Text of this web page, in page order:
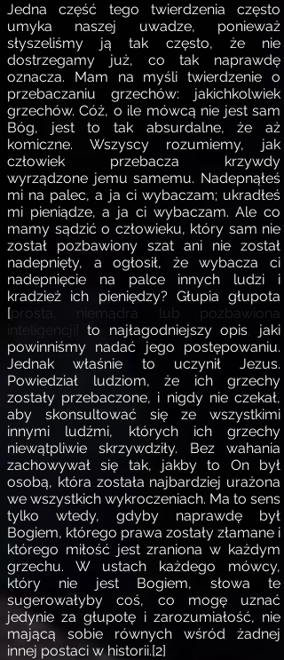
Jedna część tego twierdzenia często
umyka naszej uwadze, ponieważ
słyszeliśmy ją tak często, że nie
dostrzegamy już, co tak naprawdę
oznacza. Mam na myśli twierdzenie o
przebaczaniu grzechów: jakichkolwiek
grzechów. Cóż, o ile mówcą nie jest sam
Bóg, jest to tak absurdalne, że aż
komiczne. Wszyscy rozumiemy, jak
człowiek przebacza krzywdy
wyrządzone jemu samemu. Nadepnąłeś
mi na palec, a ja ci wybaczam; ukradłeś
mi pieniądze, a ja ci wybaczam. Ale co
mamy sądzić o człowieku, który sam nie
został pozbawiony szat ani nie został
nadepnięty, a ogłosił, że wybacza ci
nadepnięcie na palce innych ludzi i
kradzież ich pieniędzy? Głupia głupota
[prosta, niemądra lub pozbawiona
inteligencji]to najłagodniejszy opis
jaki
powinniśmy nadać jego postępowaniu.
Jednak właśnie to uczynił Jezus.
Powiedział ludziom, że ich grzechy
zostały przebaczone, i nigdy nie czekał,
aby skonsultować się ze wszystkimi
innymi ludźmi, których ich grzechy
niewątpliwie skrzywdziły. Bez wahania
zachowywał się tak, jakby to On był
osobą, która została najbardziej urażona
we wszystkich wykroczeniach. Ma to sens
tylko wtedy, gdyby naprawdę był
Bogiem, którego prawa zostały złamane i
którego miłość jest zraniona w każdym
grzechu. W ustach każdego mówcy,
który nie jest Bogiem, słowa te
sugerowałyby coś, co mogę uznać
jedynie za głupotę i zarozumiałość, nie
mającą sobie równych wśród żadnej
innej postaci w historii.[2]